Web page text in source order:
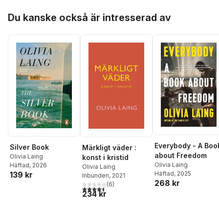
Du kanske också är intresserad av
Silver Book
Olivia Laing
Häftad, 2026
139 kr
Märkligt väder :
konst i kristid
Olivia Laing
Inbunden, 2021
4,5utav 5 stjärnor. Totalt antal röster:
(6)
234 kr
Everybody - A
about Freedom
Olivia Laing
Häftad, 2025
268 kr